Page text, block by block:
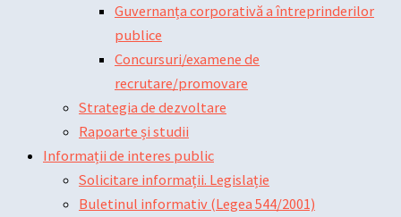
Guvernanța corporativă a întreprinderilor
publice
Concursuri/examene de
recrutare/promovare
Strategia de dezvoltare
Rapoarte și studii
Informații de interes public
Solicitare informații. Legislație
Buletinul informativ (Legea 544/2001)